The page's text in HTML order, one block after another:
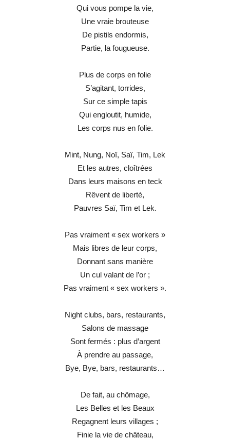
Qui vous pompe la vie,
Une vraie brouteuse
De pistils endormis,
Partie, la fougueuse.
Plus de corps en folie
S’agitant, torrides,
Sur ce simple tapis
Qui engloutit, humide,
Les corps nus en folie.
Mint, Nung, Noï, Saï, Tim, Lek
Et les autres, cloîtrées
Dans leurs maisons en teck
Rêvent de liberté,
Pauvres Saï, Tim et Lek.
Pas vraiment « sex workers »
Mais libres de leur corps,
Donnant sans manière
Un cul valant de l’or ;
Pas vraiment « sex workers ».
Night clubs, bars, restaurants,
Salons de massage
Sont fermés : plus d’argent
À prendre au passage,
Bye, Bye, bars, restaurants…
De fait, au chômage,
Les Belles et les Beaux
Regagnent leurs villages ;
Finie la vie de château,